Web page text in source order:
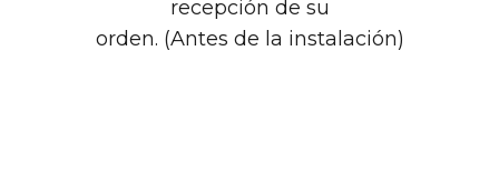
recepción de su
orden. (Antes de la instalación)